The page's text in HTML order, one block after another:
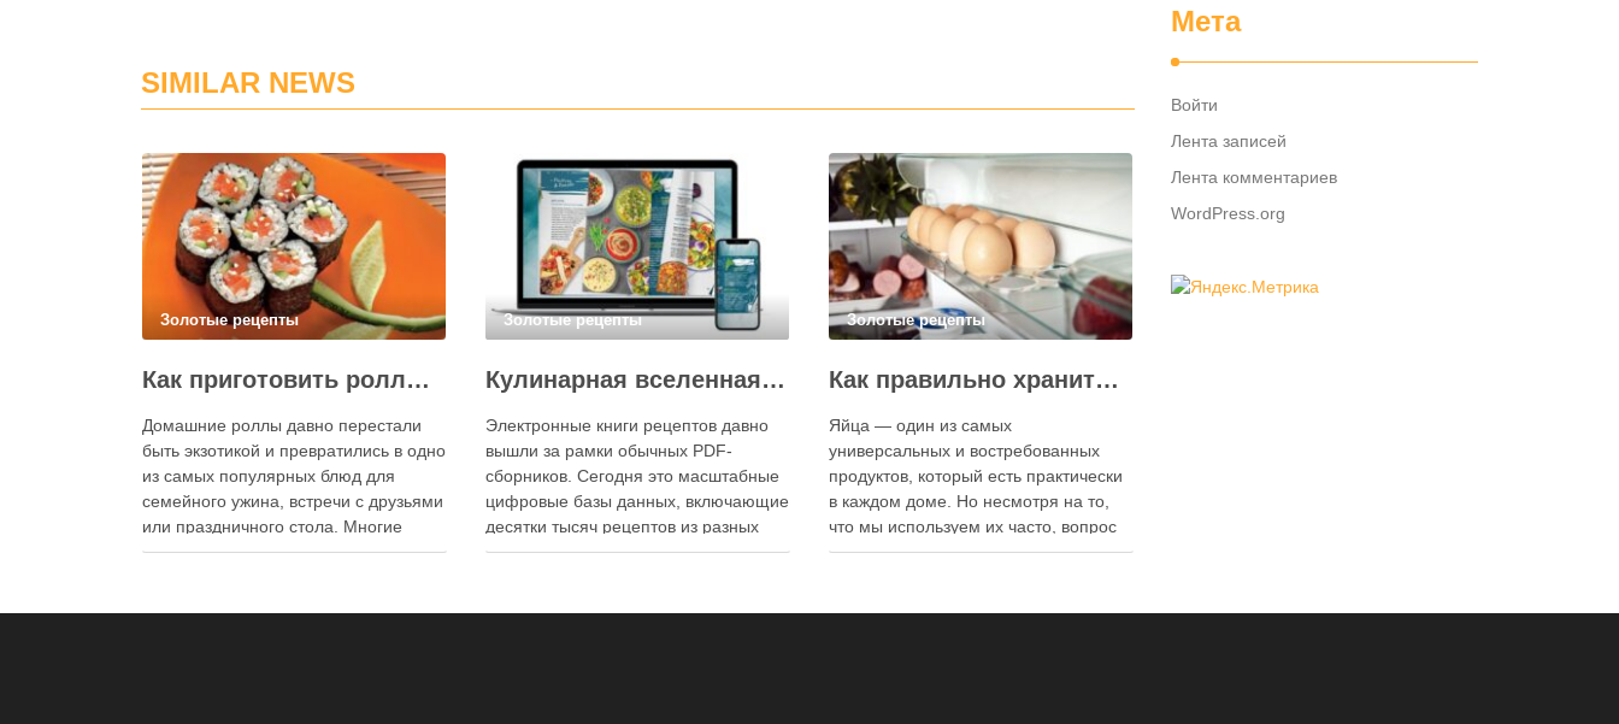
SIMILAR NEWS
Золотые рецепты
Как приготовить роллы в домашних условиях?
Домашние роллы давно перестали
быть экзотикой и превратились в одно
из самых популярных блюд для
семейного ужина, встречи с друзьями
или праздничного стола. Многие
считают, что приготовление японских
Золотые рецепты
Кулинарная вселенная в цифре: топ-3 самых больших электронных книг рецептов
Электронные книги рецептов давно
вышли за рамки обычных PDF-
сборников. Сегодня это масштабные
цифровые базы данных, включающие
десятки тысяч рецептов из разных
стран мира, с подробными
Золотые рецепты
Как правильно хранить яйца: в холодильнике или на полке?
Яйца — один из самых
универсальных и востребованных
продуктов, который есть практически
в каждом доме. Но несмотря на то,
что мы используем их часто, вопрос
хранения остаётся актуальным: где
Мета
Войти
Лента записей
Лента комментариев
WordPress.org